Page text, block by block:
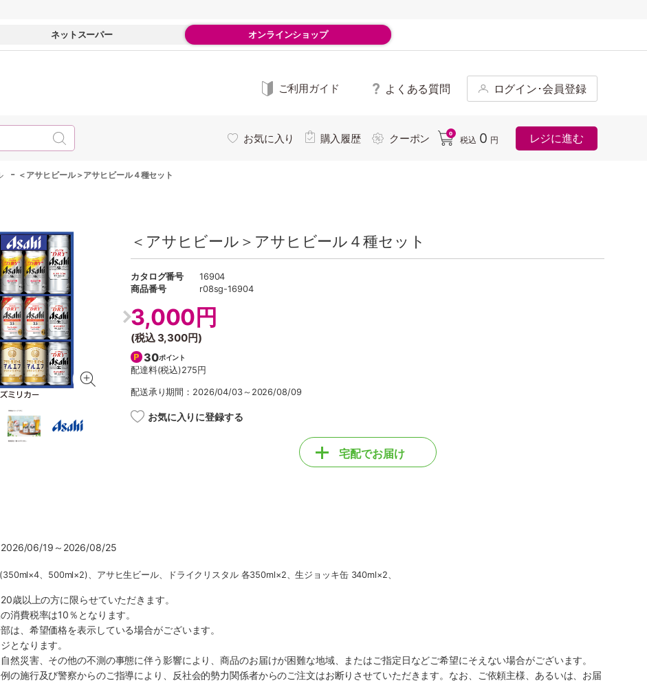
ネットスーパー オンラインショップ
ご利用ガイド よくある質問 ログイン･会員登録
お気に入り 購入履歴 クーポン 0
税込 0 円 レジに進む
- ＜アサヒビール＞アサヒビール４種セット
＜アサヒビール＞アサヒビール４種セット
カタログ番号
16904
商品番号
r08sg-16904
3,000円
(税込 3,300円)
30ポイント
配達料(税込)275円
配送承り期間：2026/04/03～2026/08/09
お気に入りに登録する
宅配でお届け
2026/06/19～2026/08/25
、500ml×2)、アサヒ生ビール、ドライクリスタル 各350ml×2、生ジョッキ缶 340ml×2、
歳以上の方に限らせていただきます。
消費税率は10％となります。
は、希望価格を表示している場合がございます。
となります。
然災害、その他の不測の事態に伴う影響により、商品のお届けが困難な地域、またはご指定日などご希望にそえない場合がございます。
の施行及び警察からのご指導により、反社会的勢力関係者からのご注文はお断りさせていただきます。なお、ご依頼主様、あるいは、お届